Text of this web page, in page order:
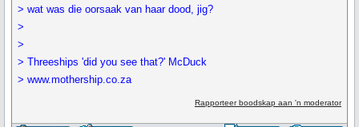
> wat was die oorsaak van haar dood, jig?
>
>
> Threeships 'did you see that?' McDuck
> www.mothership.co.za
Rapporteer boodskap aan 'n moderator